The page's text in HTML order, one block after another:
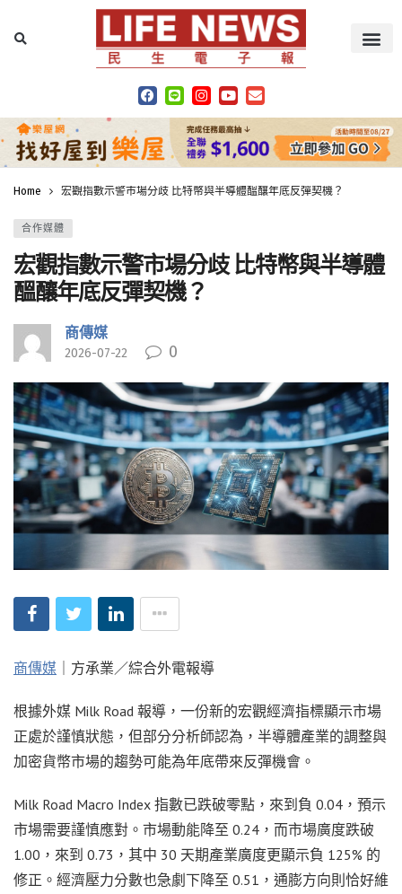
Home 宏觀指數示警市場分歧 比特幣與半導體醞釀年底反彈契機？
合作媒體
宏觀指數示警市場分歧 比特幣與半導體
醞釀年底反彈契機？
商傳媒
2026-07-22 0
商傳媒 ｜方承業／綜合外電報導
根據外媒 Milk Road 報導，一份新的宏觀經濟指標顯示市場
正處於謹慎狀態，但部分分析師認為，半導體產業的調整與
加密貨幣市場的趨勢可能為年底帶來反彈機會。
Milk Road Macro Index 指數已跌破零點，來到負 0.04，預示
市場需要謹慎應對。市場動能降至 0.24，而市場廣度跌破
1.00，來到 0.73，其中 30 天期產業廣度更顯示負 125% 的
修正。經濟壓力分數也急劇下降至 0.51，通膨方向則恰好維